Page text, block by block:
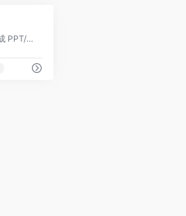
科大讯飞 AI 生成 PPT/文档